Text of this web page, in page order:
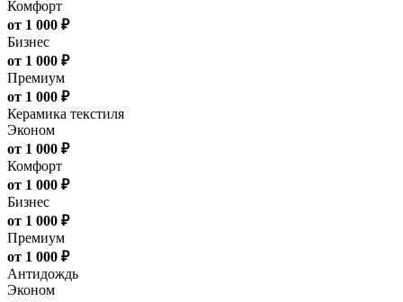
Комфорт
от 1 000 ₽
Бизнес
от 1 000 ₽
Премиум
от 1 000 ₽
Керамика текстиля
Эконом
от 1 000 ₽
Комфорт
от 1 000 ₽
Бизнес
от 1 000 ₽
Премиум
от 1 000 ₽
Антидождь
Эконом